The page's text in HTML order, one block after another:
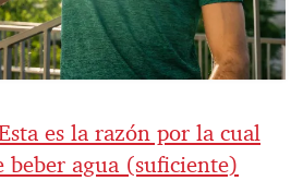
es la razón por la cual
beber agua (suficiente)